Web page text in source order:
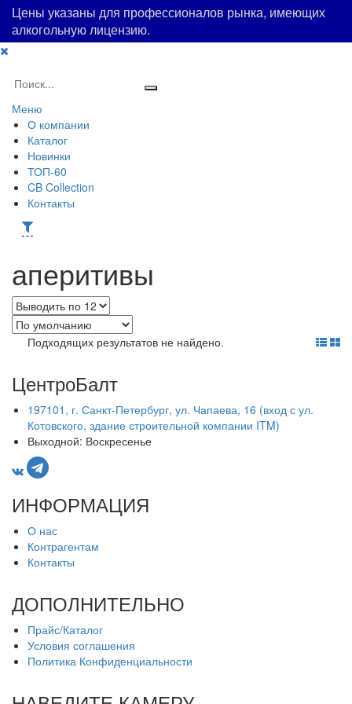
Цены указаны для профессионалов рынка, имеющих
алкогольную лицензию.
Меню
О компании
Каталог
Новинки
ТОП-60
CB Collection
Контакты
аперитивы
Подходящих результатов не найдено.
ЦентроБалт
197101, г. Санкт-Петербург, ул. Чапаева, 16 (вход с ул.
Котовского, здание строительной компании ITM)
Выходной: Воскресенье
ИНФОРМАЦИЯ
О нас
Контрагентам
Контакты
ДОПОЛНИТЕЛЬНО
Прайс/Каталог
Условия соглашения
Политика Конфиденциальности